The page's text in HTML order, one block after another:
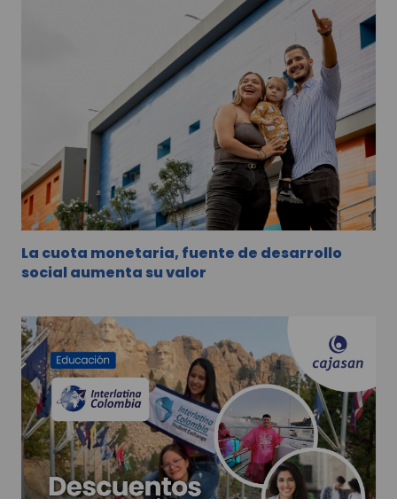
La cuota monetaria, fuente de desarrollo
social aumenta su valor